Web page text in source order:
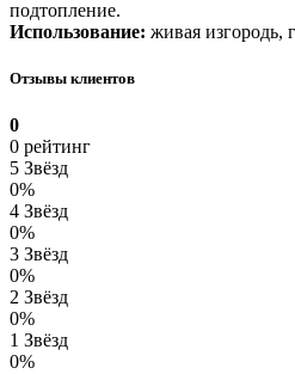
подтопление.
Использование: живая изгородь,
Отзывы клиентов
0
0 рейтинг
5 Звёзд
0%
4 Звёзд
0%
3 Звёзд
0%
2 Звёзд
0%
1 Звёзд
0%